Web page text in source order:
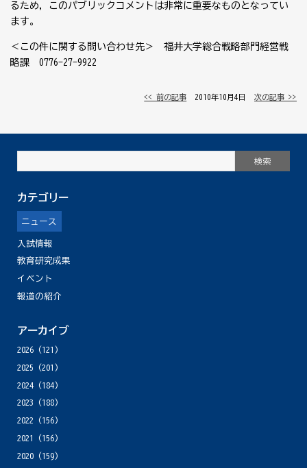
るため，このパブリックコメントは非常に重要なものとなってい
ます。
＜この件に関する問い合わせ先＞ 福井大学総合戦略部門経営戦
略課 0776-27-9922
<< 前の記事 │ 2010年10月4日 │次の記事 >>
カテゴリー
ニュース
入試情報
教育研究成果
イベント
報道の紹介
アーカイブ
2026(121)
2025 (201)
2024(184)
2023 (188)
2022 (156)
2021
(156)
2020(159)